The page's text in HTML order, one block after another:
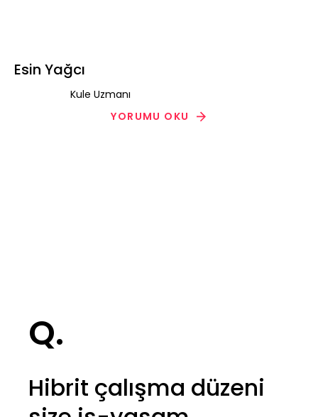
Esin Yağcı
Kule Uzmanı
YORUMU OKU
Q.
Hibrit çalışma düzeni